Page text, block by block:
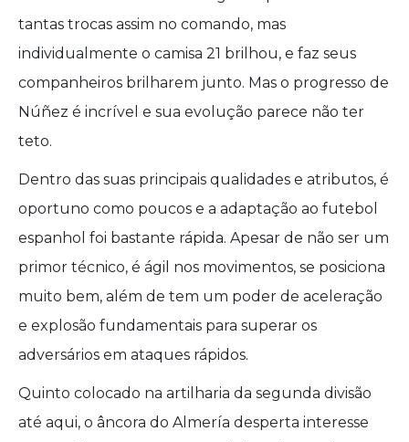
tantas trocas assim no comando, mas
individualmente o camisa 21 brilhou, e faz seus
companheiros brilharem junto. Mas o progresso de
Núñez é incrível e sua evolução parece não ter
teto.
Dentro das suas principais qualidades e atributos, é
oportuno como poucos e a adaptação ao futebol
espanhol foi bastante rápida. Apesar de não ser um
primor técnico, é ágil nos movimentos, se posiciona
muito bem, além de tem um poder de aceleração
e explosão fundamentais para superar os
adversários em ataques rápidos.
Quinto colocado na artilharia da segunda divisão
até aqui, o âncora do Almería desperta interesse